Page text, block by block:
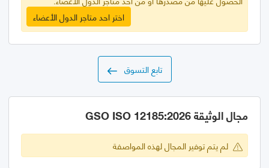
اختر احد متاجر الدول الأعضاء
تابع التسوق
مجال الوثيقة GSO ISO 12185:2026
لم يتم توفير المجال لهذه المواصفة